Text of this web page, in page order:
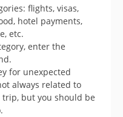
flights, visas,
hotel payments,
etc.
enter the
for unexpected
always related to
but you should be